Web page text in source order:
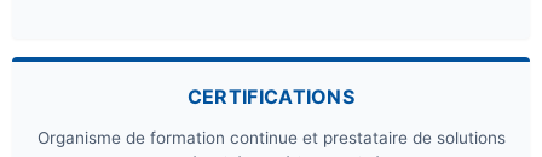
CERTIFICATIONS
Organisme de formation continue et prestataire de solutions